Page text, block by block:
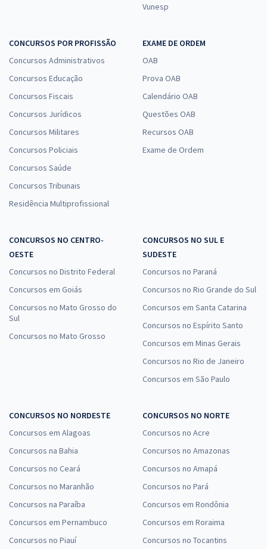
Vunesp
CONCURSOS POR PROFISSÃO
Concursos Administrativos
Concursos Educação
Concursos Fiscais
Concursos Jurídicos
Concursos Militares
Concursos Policiais
Concursos Saúde
Concursos Tribunais
Residência Multiprofissional
EXAME DE ORDEM
OAB
Prova OAB
Calendário OAB
Questões OAB
Recursos OAB
Exame de Ordem
CONCURSOS NO CENTRO-
OESTE
Concursos no Distrito Federal
Concursos em Goiás
Concursos no Mato Grosso do
Sul
Concursos no Mato Grosso
CONCURSOS NO SUL E
SUDESTE
Concursos no Paraná
Concursos no Rio Grande do Sul
Concursos em Santa Catarina
Concursos no Espírito Santo
Concursos em Minas Gerais
Concursos no Rio de Janeiro
Concursos em São Paulo
CONCURSOS NO NORDESTE
Concursos em Alagoas
Concursos na Bahia
Concursos no Ceará
Concursos no Maranhão
Concursos na Paraíba
Concursos em Pernambuco
Concursos no Piauí
CONCURSOS NO NORTE
Concursos no Acre
Concursos no Amazonas
Concursos no Amapá
Concursos no Pará
Concursos em Rondônia
Concursos em Roraima
Concursos no Tocantins